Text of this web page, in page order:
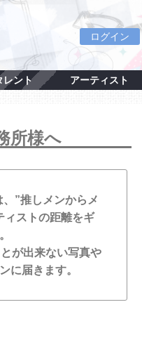
ログイン
レント アーティスト
所様へ
”推しメンからメ
ィストの距離をギ
が出来ない写真や
に届きます。